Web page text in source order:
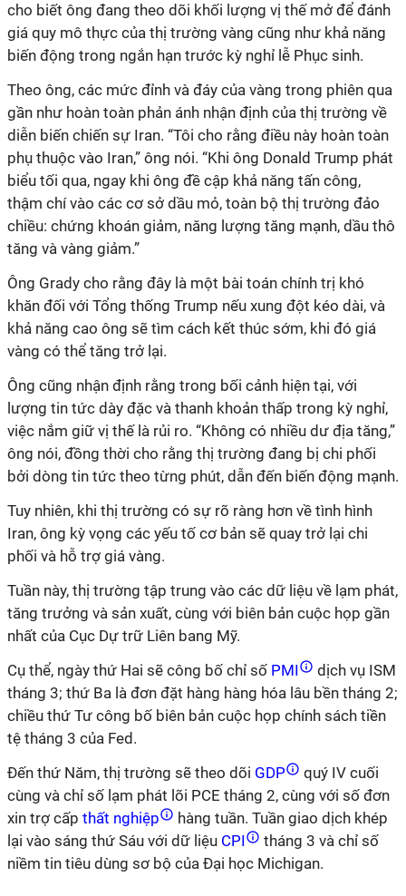
cho biết ông đang theo dõi khối lượng vị thế mở để đánh
giá quy mô thực của thị trường vàng cũng như khả năng
biến động trong ngắn hạn trước kỳ nghỉ lễ Phục sinh.
Theo ông, các mức đỉnh và đáy của vàng trong phiên qua
gần như hoàn toàn phản ánh nhận định của thị trường về
diễn biến chiến sự Iran. “Tôi cho rằng điều này hoàn toàn
phụ thuộc vào Iran,” ông nói. “Khi ông Donald Trump phát
biểu tối qua, ngay khi ông đề cập khả năng tấn công,
thậm chí vào các cơ sở dầu mỏ, toàn bộ thị trường đảo
chiều: chứng khoán giảm, năng lượng tăng mạnh, dầu thô
tăng và vàng giảm.”
Ông Grady cho rằng đây là một bài toán chính trị khó
khăn đối với Tổng thống Trump nếu xung đột kéo dài, và
khả năng cao ông sẽ tìm cách kết thúc sớm, khi đó giá
vàng có thể tăng trở lại.
Ông cũng nhận định rằng trong bối cảnh hiện tại, với
lượng tin tức dày đặc và thanh khoản thấp trong kỳ nghỉ,
việc nắm giữ vị thế là rủi ro. “Không có nhiều dư địa tăng,”
ông nói, đồng thời cho rằng thị trường đang bị chi phối
bởi dòng tin tức theo từng phút, dẫn đến biến động mạnh.
Tuy nhiên, khi thị trường có sự rõ ràng hơn về tình hình
Iran, ông kỳ vọng các yếu tố cơ bản sẽ quay trở lại chi
phối và hỗ trợ giá vàng.
Tuần này, thị trường tập trung vào các dữ liệu về lạm phát,
tăng trưởng và sản xuất, cùng với biên bản cuộc họp gần
nhất của Cục Dự trữ Liên bang Mỹ.
Cụ thể, ngày thứ Hai sẽ công bố chỉ số PMI
dịch vụ ISM
tháng 3; thứ Ba là đơn đặt hàng hàng hóa lâu bền tháng 2;
chiều thứ Tư công bố biên bản cuộc họp chính sách tiền
tệ tháng 3 của Fed.
Đến thứ Năm, thị trường sẽ theo dõi GDP
quý IV cuối
cùng và chỉ số lạm phát lõi PCE tháng 2, cùng với số đơn
xin trợ cấp thất nghiệp
hàng tuần. Tuần giao dịch khép
lại vào sáng thứ Sáu với dữ liệu CPI
tháng 3 và chỉ số
niềm tin tiêu dùng sơ bộ của Đại học Michigan.